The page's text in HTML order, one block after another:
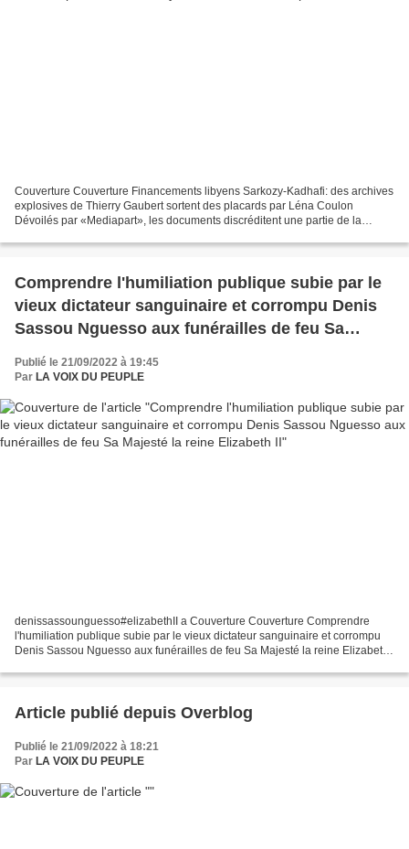
Couverture Couverture Financements libyens Sarkozy-Kadhafi: des archives
explosives de Thierry Gaubert sortent des placards par Léna Coulon
Dévoilés par «Mediapart», les documents discréditent une partie de la
Comprendre l'humiliation publique subie par le
vieux dictateur sanguinaire et corrompu Denis
Sassou Nguesso aux funérailles de feu Sa
Publié le 21/09/2022 à 19:45
Par LA VOIX DU PEUPLE
denissassounguesso#elizabethII a Couverture Couverture Comprendre
l'humiliation publique subie par le vieux dictateur sanguinaire et corrompu
Denis Sassou Nguesso aux funérailles de feu Sa Majesté la reine Elizabeth
Article publié depuis Overblog
Publié le 21/09/2022 à 18:21
Par LA VOIX DU PEUPLE